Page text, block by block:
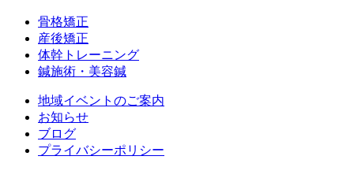
骨格矯正
産後矯正
体幹トレーニング
鍼施術・美容鍼
地域イベントのご案内
お知らせ
ブログ
プライバシーポリシー